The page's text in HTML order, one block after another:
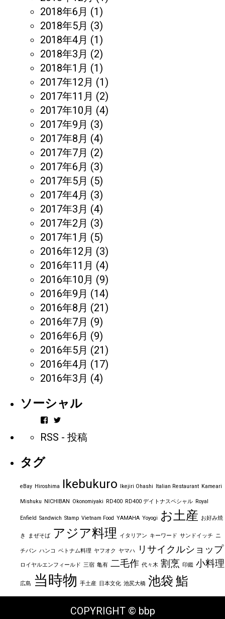
2018年6月 (1)
2018年5月 (3)
2018年4月 (1)
2018年3月 (2)
2018年1月 (1)
2017年12月 (1)
2017年11月 (2)
2017年10月 (4)
2017年9月 (3)
2017年8月 (4)
2017年7月 (2)
2017年6月 (3)
2017年5月 (5)
2017年4月 (3)
2017年3月 (4)
2017年2月 (3)
2017年1月 (5)
2016年12月 (3)
2016年11月 (4)
2016年10月 (9)
2016年9月 (14)
2016年8月 (21)
2016年7月 (9)
2016年6月 (9)
2016年5月 (21)
2016年4月 (17)
2016年3月 (4)
ソーシャル
vintageorder
ん
ー
を
で
示
ん
の
ー
を
で
示
RSS - 投稿
タグ
eBay Hiroshima Ikebukuro Ikejiri Ohashi Italian Restaurant Kameari
Mishuku NICHIBAN Okonomiyaki RD400 RD400 デイトナスペシャル Royal
Enfield Sandwich Stamp Vietnam Food YAMAHA Yoyogi お土産 お好み焼
き まぜそば アジア料理 イタリアン キーワード サンドイッチ ニ
チバン ハンコ ベトナム料理 ヤフオク ヤマハ リサイクルショップ
ロイヤルエンフィールド 三宿 亀有 二毛作 代々木 割烹 印鑑 小料理
広島 当時物 手土産 日本文化 池尻大橋 池袋 鮨
COPYRIGHT © bbp